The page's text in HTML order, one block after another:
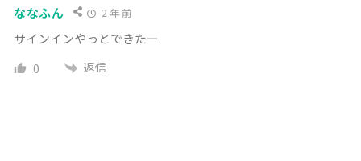
ななふん 2 年 前
サインインやっとできたー
0 返信